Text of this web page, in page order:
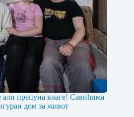
препуна влаге! Савићима
дом за живот